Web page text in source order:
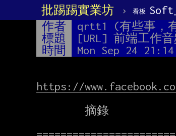
批踢踢實業坊 › 看板
作者
qrtt1 (有些事，
標題
[URL] 前端工作
時間
Mon Sep 24
https://